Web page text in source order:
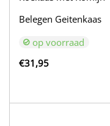
Belegen Geitenkaas
op voorraad
€31,95